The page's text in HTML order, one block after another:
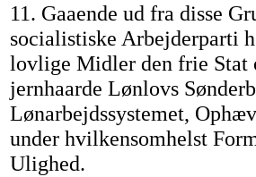
11. Gaaende ud fra disse
socialistiske Arbejderparti
lovlige Midler den frie Stat
jernhaarde Lønlovs
Lønarbejdssystemet,
under hvilkensomhelst
Ulighed.